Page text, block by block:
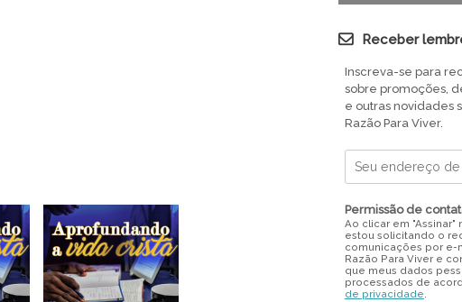
Receber
Inscreva-se para
sobre promoções,
e outras novidades
Razão Para Viver.
Permissão de
Ao clicar em
estou solicitando o
comunicações por e-
Razão Para Viver e
que meus dados
processados de
de privacidade.